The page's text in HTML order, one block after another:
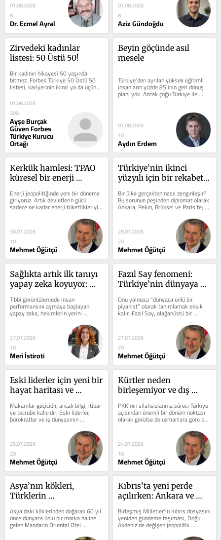
01.08.2026
8
Dr. Ecmel Ayral
01.08.2026
8
Aziz Gündoğdu
Zirvedeki kadınlar
listesi: 50 Üstü 50!
Bir kadının hikayesi 50 yaşında
bitmez. Forbes Türkiye 50 Üstü 50
listesi, kariyerinin ikinci ya da üçüncü
perdesinde iz bırakan,...
01.08.2026
300
Ayşe Burçak
Güven Forbes
Türkiye Kurucu
Ortağı
Beyin göçünde asıl
mesele
Türkiye’den ayrılan yüksek eğitimli
insanların yüzde 85’inin geri dönüş
planı yok. Ancak çoğu Türkiye ile
bağını ve katkı...
01.08.2026
10
Aydın Erdem
Kerkük hamlesi: TPAO
küresel bir enerji
mi?
Enerji jeopolitiğinde yeni bir döneme
giriyoruz. Artık devletlerin gücü
sadece ne kadar enerji tükettikleriyle
değil; enerji kaynaklarına ne...
30.07.2026
10
Mehmet Öğütçü
Türkiye’nin ikinci
yüzyılı için bir rekabet
Bir ülke gerçekten nasıl zenginleşir?
Bu sorunun peşinden diplomat olarak
Ankara, Pekin, Brüksel ve Paris’te;
OECD ve Uluslararası Enerji...
28.07.2026
20
Mehmet Öğütçü
Sağlıkta artık ilk tanıyı
yapay zeka koyuyor:
söyleyecek?
Tıbbi görüntülemede insan
performansını aşmaya başlayan
yapay zeka, hekimlerin yerini
almaktan ziyade onların en güçlü yol
27.07.2026
10
Meri İstiroti
Fazıl Say fenomeni:
Türkiye’nin dünyaya
markalarından biri
Onu yalnızca “dünyaca ünlü bir
piyanist” olarak tanımlamak eksik
kalır. Fazıl Say, olağanüstü bir
yorumcu ve besteci olmanın
27.07.2026
20
Mehmet Öğütçü
Eski liderler için yeni bir
hayat haritası ve
Makamlar geçicidir, ancak bilgi, itibar
ve tecrübe kalıcıdır. Eski liderler,
bürokratlar ve iş dünyasının
yöneticileri görevlerinden sonra...
25.07.2026
20
Mehmet Öğütçü
Kürtler neden
birleşemiyor ve dış
kartını oynamaktan
vazgeçmiyor?
PKK'nın silahsızlanma süreci Türkiye
açısından önemli bir dönüm noktası
olarak görülse de uzmanlara göre bu
gelişme, Kürt meselesinin...
24.07.2026
10
Mehmet Öğütçü
Asya’nın kökleri,
Türklerin
Asya’daki köklerinden doğarak 60 yıl
önce dünyaca ünlü bir marka haline
gelen Mandarin Oriental Otel
Grubu’nun İstanbul Kuruçeşme’deki...
Kıbrıs’ta yeni perde
açılırken: Ankara ve
çizgilerini ilan etmeli
Birleşmiş Milletler'in Kıbrıs dosyasını
yeniden gündeme taşıması, Doğu
Akdeniz'de değişen jeopolitik
dengeler ve Türkiye'nin Batı ile...